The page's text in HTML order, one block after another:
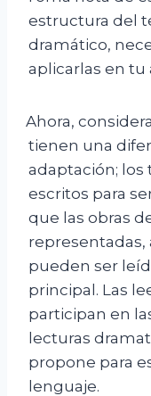
estructura del
dramático,
aplicarlas en tu
Ahora,
tienen una
adaptación; los
escritos para
que las obras
pueden ser
principal. Las
participan en
lecturas
propone para
lenguaje.